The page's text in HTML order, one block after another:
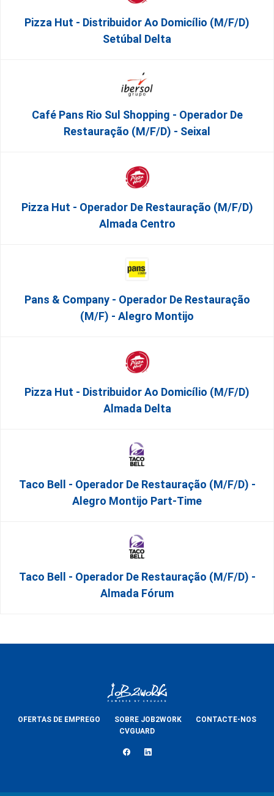
Pizza Hut - Distribuidor Ao Domicílio (m/f/d)
Setúbal Delta
Café Pans Rio Sul Shopping - Operador De
Restauração (m/f/d) - Seixal
Pizza Hut - Operador De Restauração (m/f/d)
Almada Centro
Pans & Company - Operador De Restauração
(m/f) - Alegro Montijo
Pizza Hut - Distribuidor Ao Domicílio (m/f/d)
Almada Delta
Taco Bell - Operador De Restauração (m/f/d) -
Alegro Montijo Part-Time
Taco Bell - Operador De Restauração (m/f/d) -
Almada Fórum
OFERTAS DE EMPREGO SOBRE JOB2WORK
CONTACTE-NOS
CVGUARD